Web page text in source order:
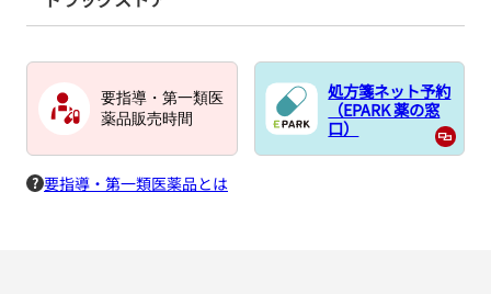
要指導・第一類医
薬品販売時間
処方箋ネット予約
（EPARK 薬の窓
口）
要指導・第一類医薬品とは